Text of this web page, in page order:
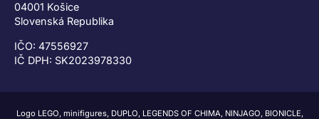
04001 Košice
Slovenská Republika
IČO: 47556927
IČ DPH: SK2023978330
Logo LEGO, minifigures, DUPLO, LEGENDS OF CHIMA, NINJAGO, BIONICLE,